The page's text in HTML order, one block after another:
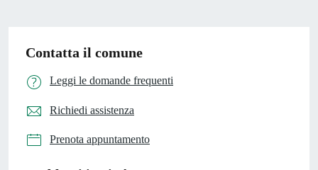
Contatta il comune
Leggi le domande frequenti
Richiedi assistenza
Prenota appuntamento